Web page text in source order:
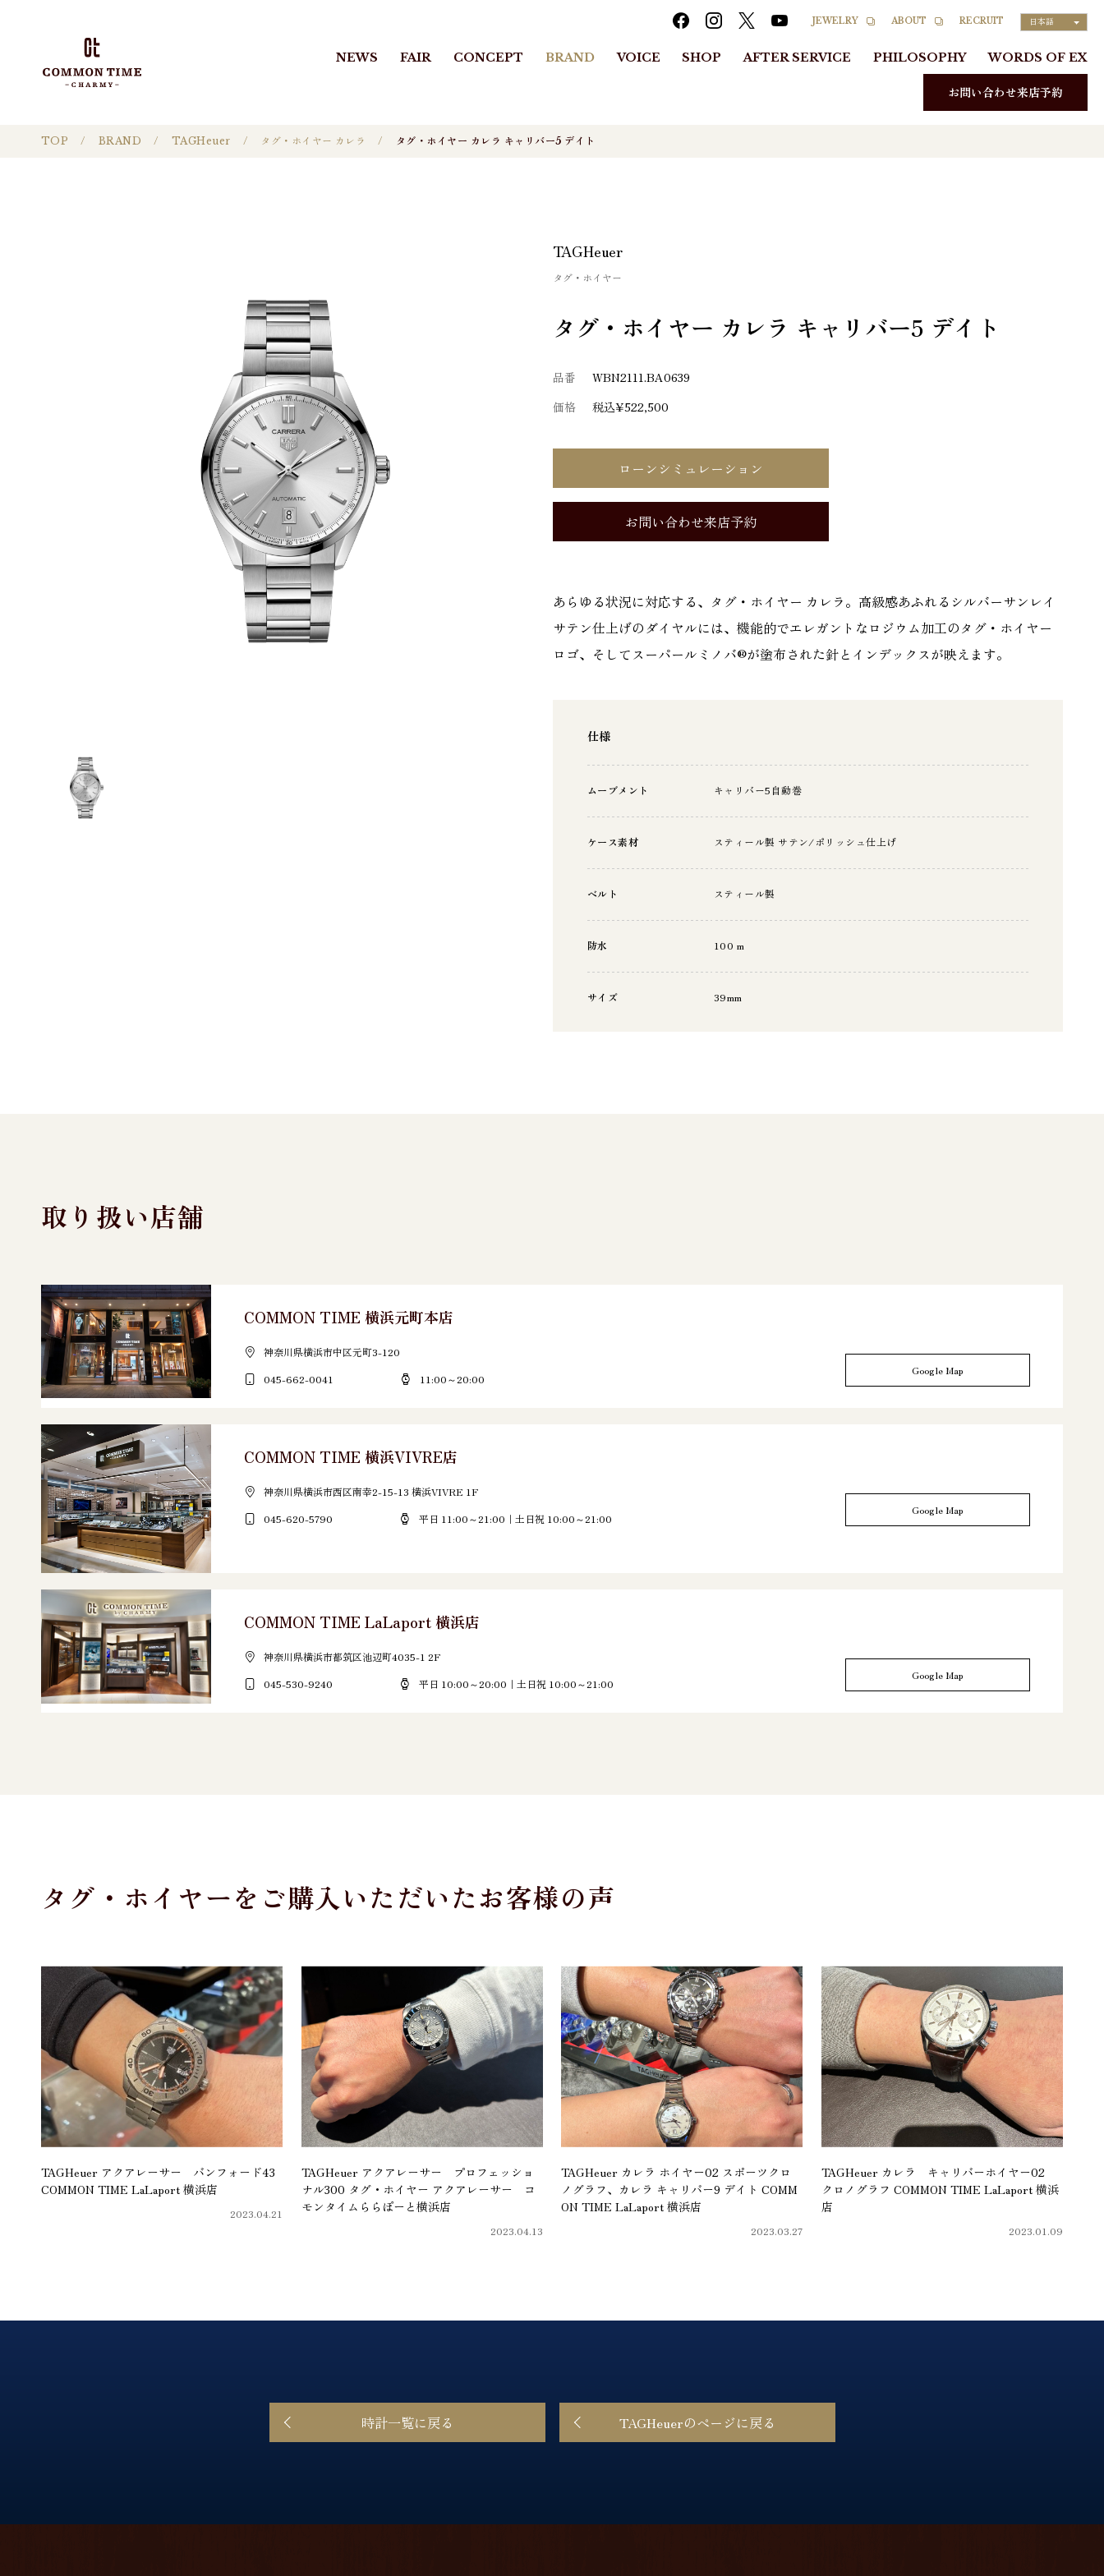
JEWELRY ABOUT RECRUIT 日本語
NEWS FAIR CONCEPT BRAND VOICE SHOP AFTER SERVICE PHILOSOPHY WORDS OF EX
お問い合わせ来店予約
TOP BRAND TAGHeuer タグ・ホイヤー カレラ タグ・ホイヤー カレラ キャリバー5 デイト
TAGHeuer
タグ・ホイヤー
タグ・ホイヤー カレラ キャリバー5 デイト
品番
WBN2111.BA0639
価格
税込¥522,500
ローンシミュレーション
お問い合わせ来店予約
あらゆる状況に対応する、タグ・ホイヤー カレラ。高級感あふれるシルバーサンレイ
サテン仕上げのダイヤルには、機能的でエレガントなロジウム加工のタグ・ホイヤー
ロゴ、そしてスーパールミノバ®が塗布された針とインデックスが映えます。
仕様
ムーブメント キャリバー5自動巻
ケース素材 スティール製 サテン/ポリッシュ仕上げ
ベルト スティール製
防水 100 m
サイズ 39mm
取り扱い店舗
COMMON TIME 横浜元町本店
神奈川県横浜市中区元町3-120
045-662-0041
11:00～20:00
Google Map
COMMON TIME 横浜VIVRE店
神奈川県横浜市西区南幸2-15-13 横浜VIVRE 1F
045-620-5790
平日 11:00～21:00｜土日祝 10:00～21:00
Google Map
COMMON TIME LaLaport 横浜店
神奈川県横浜市都筑区池辺町4035-1 2F
045-530-9240
平日 10:00～20:00｜土日祝 10:00～21:00
Google Map
タグ・ホイヤーをご購入いただいたお客様の声
TAGHeuer アクアレーサー バンフォード43
COMMON TIME LaLaport 横浜店
2023.04.21
TAGHeuer アクアレーサー プロフェッショ
ナル300 タグ・ホイヤー アクアレーサー コ
モンタイムららぽーと横浜店
2023.04.13
TAGHeuer カレラ ホイヤー02 スポーツクロ
ノグラフ、カレラ キャリバー9 デイト COMM
ON TIME LaLaport 横浜店
2023.03.27
TAGHeuer カレラ キャリバーホイヤー02
クロノグラフ COMMON TIME LaLaport 横浜
店
2023.01.09
時計一覧に戻る TAGHeuerのページに戻る